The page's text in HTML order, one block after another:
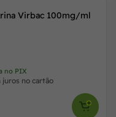
Virbac 100mg/ml
no PIX
juros no cartão